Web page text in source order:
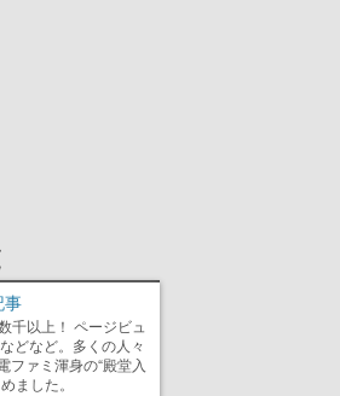
事
千以上！ ページビュ
どなど。多くの人々
ファミ渾身の“殿堂入
ました。